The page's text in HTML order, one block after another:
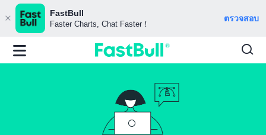
FastBull
Faster Charts, Chat Faster！
ตรวจสอบ